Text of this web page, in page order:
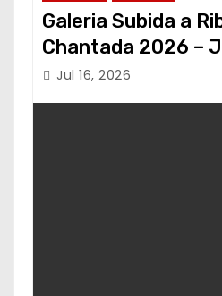
Galeria Subida a
Chantada 2026 –
Jul 16, 2026